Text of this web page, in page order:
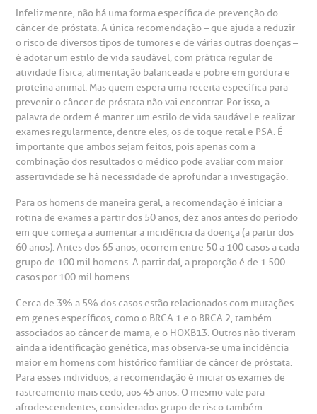
ouvidoria@bp.org.br
Fale Conosco
Endereço:
Rua Maestro Cardim, 769
CEP: 01323-001 | Bela Vista
São Paulo - SP
BP Mirante
Saiba mais
Endereço:
R. Martiniano de Carvalho, 965
CEP: 01323-001 | Bela Vista
São Paulo - SP
social da BP
corporativa
social
a BP
Conosco
de Benchmarking
Telemedicina BP
Teleinterconsulta
Centro de Doenças Autoimunes
socorro
de cópia de prontuário médico
de orçamento particular
de veracidade de atestado
atendimento
Cirurgia
frequentes
de Excelência em Ortopedia
especialidades
Infelizmente, não há uma forma específica de prevenção do
câncer de próstata. A única recomendação – que ajuda a reduzir
o risco de diversos tipos de tumores e de várias outras doenças –
é adotar um estilo de vida saudável, com prática regular de
atividade física, alimentação balanceada e pobre em gordura e
proteína animal. Mas quem espera uma receita específica para
prevenir o câncer de próstata não vai encontrar. Por isso, a
palavra de ordem é manter um estilo de vida saudável e realizar
exames regularmente, dentre eles, os de toque retal e PSA. É
importante que ambos sejam feitos, pois apenas com a
combinação dos resultados o médico pode avaliar com maior
assertividade se há necessidade de aprofundar a investigação.
Para os homens de maneira geral, a recomendação é iniciar a
rotina de exames a partir dos 50 anos, dez anos antes do período
em que começa a aumentar a incidência da doença (a partir dos
60 anos). Antes dos 65 anos, ocorrem entre 50 a 100 casos a cada
grupo de 100 mil homens. A partir daí, a proporção é de 1.500
casos por 100 mil homens.
Cerca de 3% a 5% dos casos estão relacionados com mutações
em genes específicos, como o BRCA 1 e o BRCA 2, também
associados ao câncer de mama, e o HOXB13. Outros não tiveram
ainda a identificação genética, mas observa-se uma incidência
maior em homens com histórico familiar de câncer de próstata.
Para esses indivíduos, a recomendação é iniciar os exames de
rastreamento mais cedo, aos 45 anos. O mesmo vale para
afrodescendentes, considerados grupo de risco também.